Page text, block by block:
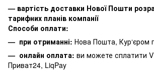
— вартість доставки Нової Пошти
тарифних планів компанії
Способи оплати:
— при отриманні: Нова Пошта, Кур‘єром
— онлайн оплата: ви можете сплатити
Приват24, LiqPay